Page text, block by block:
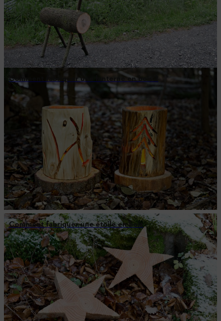
Comment fabriquer une lanterne en bois ?
Comment fabriquer une étoile en bois
Résumé : Fabriquer des bougies en bois
Pour fabriquer ces bougies en bois, vous aurez besoin de
quatre rondins qui tiennent debout et d’une tronçonneuse.
Tout type de bois peut convenir pour créer des décorations de
Noël d’extérieur, tendre ou dur, mais n’oubliez pas que le bois
tendre à faible teneur en résine est plus facile à sculpter à la
tronçonneuse.